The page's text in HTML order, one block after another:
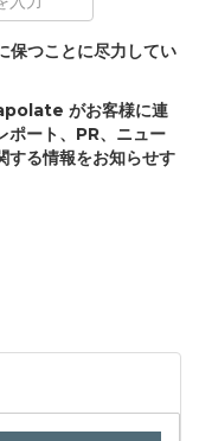
つことに尽力してい
がお客様に連
ポート、PR、ニュー
する情報をお知らせす